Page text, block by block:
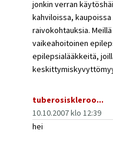
jonkin verran
kahviloissa, kaupoissa
raivokohtauksia.
vaikeahoitoinen
epilepsialääkkeitä,
tuberosiskleroo...
10.10.2007 klo 12:39
hei